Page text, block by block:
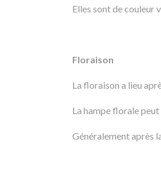
Elles sont de couleur
Floraison
La floraison a lieu
La hampe florale peut
Généralement après